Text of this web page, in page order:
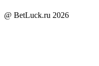
@ BetLuck.ru 2026